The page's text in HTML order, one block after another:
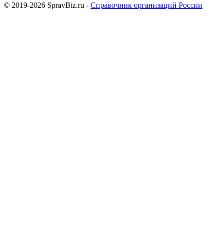
© 2019-2026 SpravBiz.ru - Справочник организаций России